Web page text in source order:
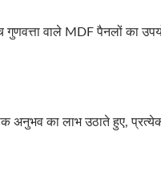
वाले MDF पैनलों का
अनुभव का लाभ उठाते हुए,